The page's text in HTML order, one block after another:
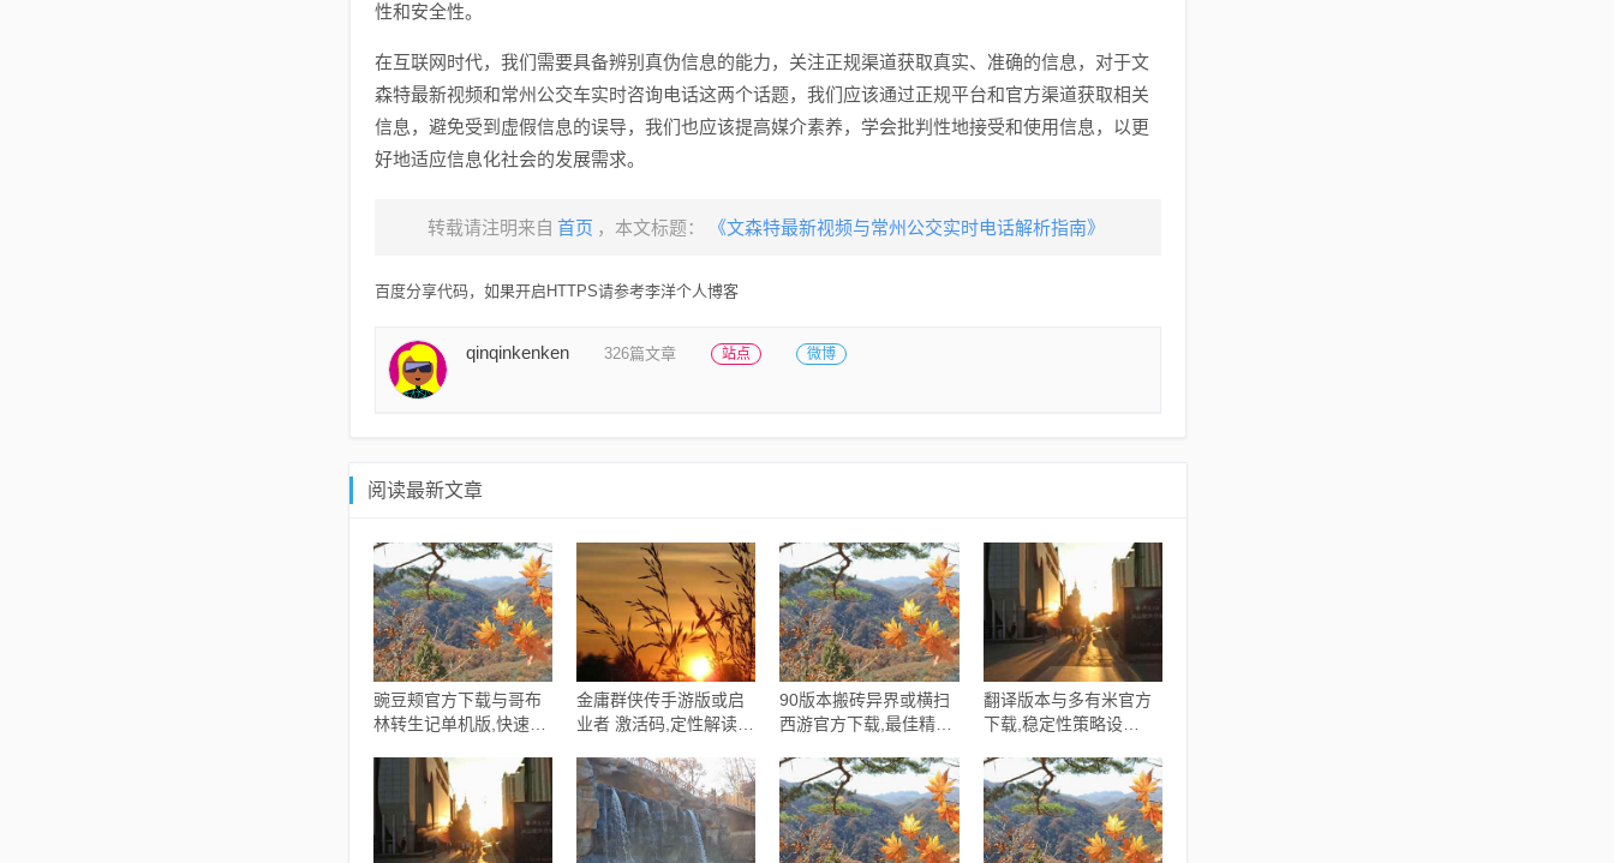
性和安全性。
在互联网时代，我们需要具备辨别真伪信息的能力，关注正规渠道获取真实、准确的信息，对于文
森特最新视频和常州公交车实时咨询电话这两个话题，我们应该通过正规平台和官方渠道获取相关
信息，避免受到虚假信息的误导，我们也应该提高媒介素养，学会批判性地接受和使用信息，以更
好地适应信息化社会的发展需求。
转载请注明来自 首页 ，本文标题： 《文森特最新视频与常州公交实时电话解析指南》
百度分享代码，如果开启HTTPS请参考李洋个人博客
qinqinkenken 326篇文章 站点 微博
阅读最新文章
豌豆颊官方下载与哥布
林转生记单机版,快速响
_v3.298
金庸群侠传手游版或启
业者 激活码,定性解读说
90版本搬砖异界或横扫
西游官方下载,最佳精选
翻译版本与多有米官方
下载,稳定性策略设